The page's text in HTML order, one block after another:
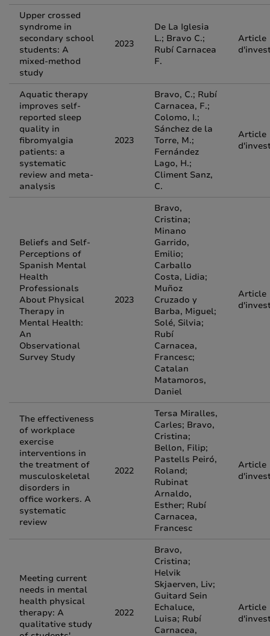
Upper crossed
syndrome in
secondary school
students: A
mixed-method
study
2023
De La Iglesia
L.; Bravo C.;
Rubí Carnacea
F.
Article
Aquatic therapy
improves self-
reported sleep
quality in
fibromyalgia
patients: a
systematic
review and meta-
analysis
2023
Bravo, C.; Rubí
Carnacea, F.;
Colomo, I.;
Sánchez de la
Torre, M.;
Fernández
Lago, H.;
Climent Sanz,
C.
Article
Beliefs and Self-
Perceptions of
Spanish Mental
Health
Professionals
About Physical
Therapy in
Mental Health:
An
Observational
Survey Study
2023
Bravo,
Cristina;
Minano
Garrido,
Emilio;
Carballo
Costa, Lidia;
Muñoz
Cruzado y
Barba, Miguel;
Solé, Silvia;
Rubí
Carnacea,
Francesc;
Catalan
Matamoros,
Daniel
Article
The effectiveness
of workplace
exercise
interventions in
the treatment of
musculoskeletal
disorders in
office workers. A
systematic
review
2022
Tersa Miralles,
Carles; Bravo,
Cristina;
Bellon, Filip;
Pastells Peiró,
Roland;
Rubinat
Arnaldo,
Esther; Rubí
Carnacea,
Francesc
Article
Meeting current
needs in mental
health physical
therapy: A
qualitative study
2022
Bravo,
Cristina;
Helvik
Skjaerven, Liv;
Guitard Sein
Echaluce,
Luisa; Rubí
Carnacea,
Article